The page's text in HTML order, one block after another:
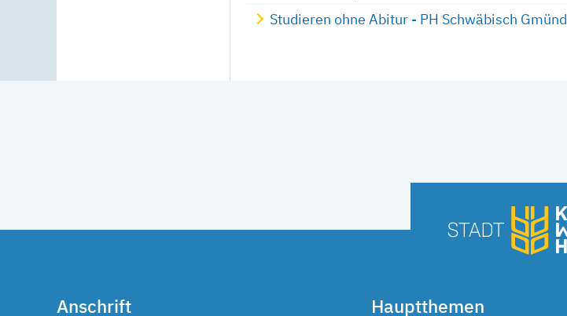
Studieren ohne Abitur - PH Schwäbisch Gmünd
Anschrift Hauptthemen